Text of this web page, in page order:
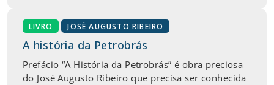
LIVRO JOSÉ AUGUSTO RIBEIRO
A história da Petrobrás
Prefácio “A História da Petrobrás” é obra preciosa
do José Augusto Ribeiro que precisa ser conhecida